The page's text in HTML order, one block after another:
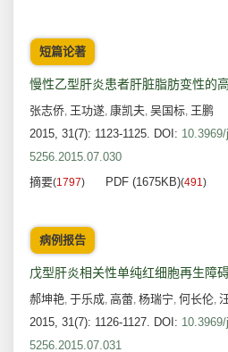
短篇论著
慢性乙型肝炎患者肝脏脂肪变性的
张志侨, 王功遂, 康凯夫, 吴国标, 王鹏
2015, 31(7): 1123-1125. DOI:
5256.2015.07.030
摘要(1797) PDF (1675KB)(491)
病例报告
戊型肝炎相关性单纯红细胞再生障
郝坤艳, 于乐成, 高蕾, 杨瑞宁, 何长伦,
2015, 31(7): 1126-1127. DOI:
5256.2015.07.031